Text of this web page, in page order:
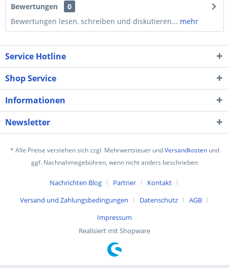
Bewertungen
0
Bewertungen lesen, schreiben und diskutieren... mehr
Service Hotline
Shop Service
Informationen
Newsletter
* Alle Preise verstehen sich zzgl. Mehrwertsteuer undVersandkostenund
ggf. Nachnahmegebühren, wenn nicht anders beschrieben
Nachrichten Blog Partner
Kontakt
Versand und Zahlungsbedingungen
Datenschutz
AGB
Impressum
Realisiert mit Shopware